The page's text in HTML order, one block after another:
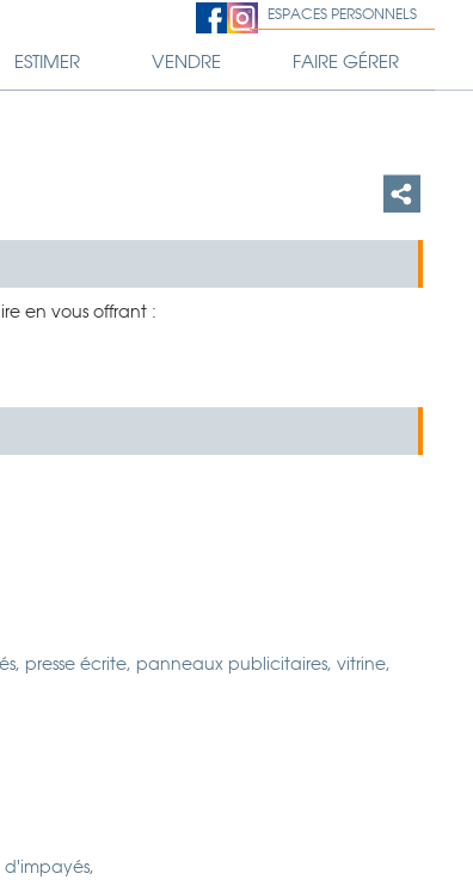
ESPACES PERSONNELS
ESTIMER VENDRE FAIRE GÉRER
en vous offrant :
presse écrite, panneaux publicitaires, vitrine,
d'impayés,